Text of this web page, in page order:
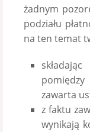
żadnym
podziału
na ten temat
zawarta
z faktu
wynikają